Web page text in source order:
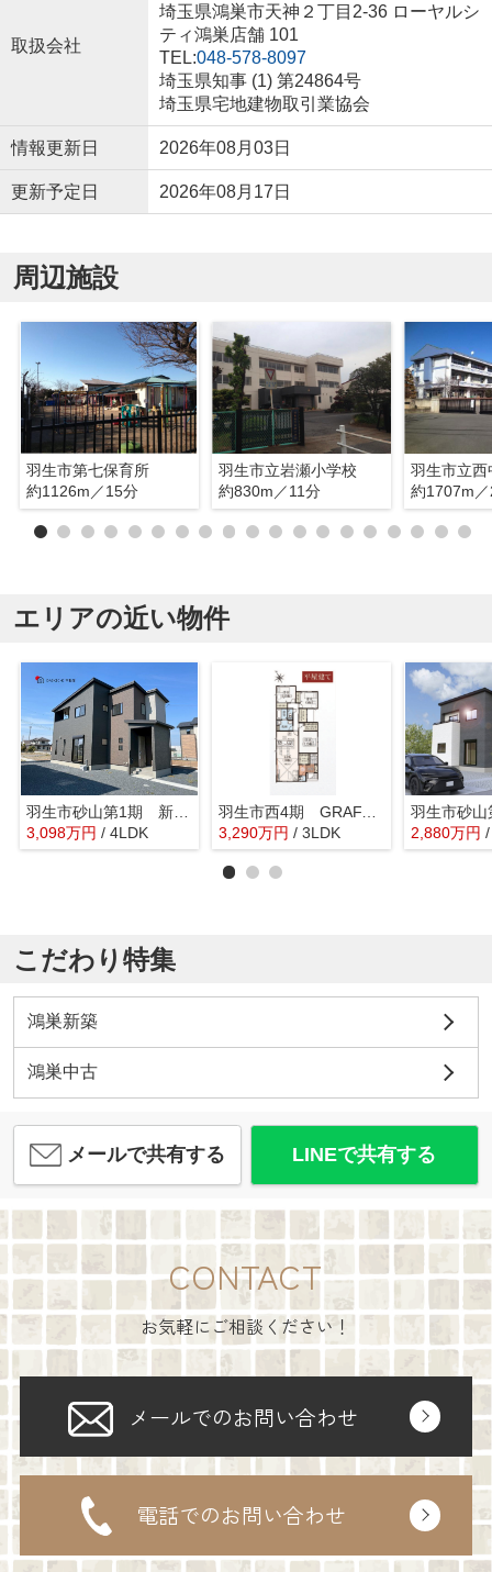
取扱会社
埼玉県鴻巣市天神２丁目2-36 ローヤルシ
ティ鴻巣店舗 101
TEL:048-578-8097
埼玉県知事 (1) 第24864号
埼玉県宅地建物取引業協会
情報更新日 2026年08月03日
更新予定日 2026年08月17日
周辺施設
羽生市第七保育所
約1126m／15分
羽生市立岩瀬小学校
約830m／11分
羽生市立西
約1707m
エリアの近い物件
羽生市砂山第1期 新築戸建 全20区画 17号棟
3,098万円 / 4LDK
羽生市西4期 GRAFARE 新築戸建 全2棟 1号棟
3,290万円 / 3LDK 2,880万円
こだわり特集
鴻巣新築
鴻巣中古
メールで共有する LINEで共有する
CONTACT
お気軽にご相談ください！
メールでのお問い合わせ
電話でのお問い合わせ